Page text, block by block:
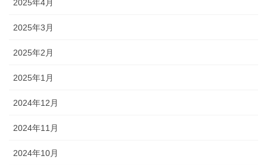
2025年4月
2025年3月
2025年2月
2025年1月
2024年12月
2024年11月
2024年10月